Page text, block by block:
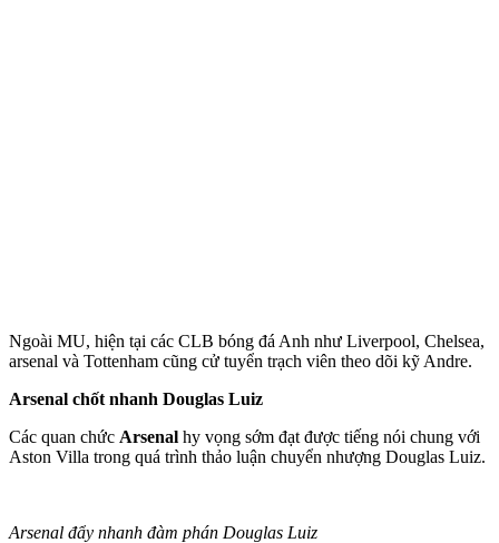
Ngoài MU, hiện tại các CLB bóng đá Anh như Liverpool, Chelsea,
ars‌enal và Tottenham cũng cử tuyển trạch viên theo dõi kỹ Andre.
Arsenal chốt nhanh Douglas Luiz
Các quan chức Arsenal hy vọng sớm đạt được tiếng nói chung với
Aston Villa trong quá trình thảo luận chuyển nhượng Douglas Luiz.
Arsenal đẩy nhanh đàm phán Douglas Luiz